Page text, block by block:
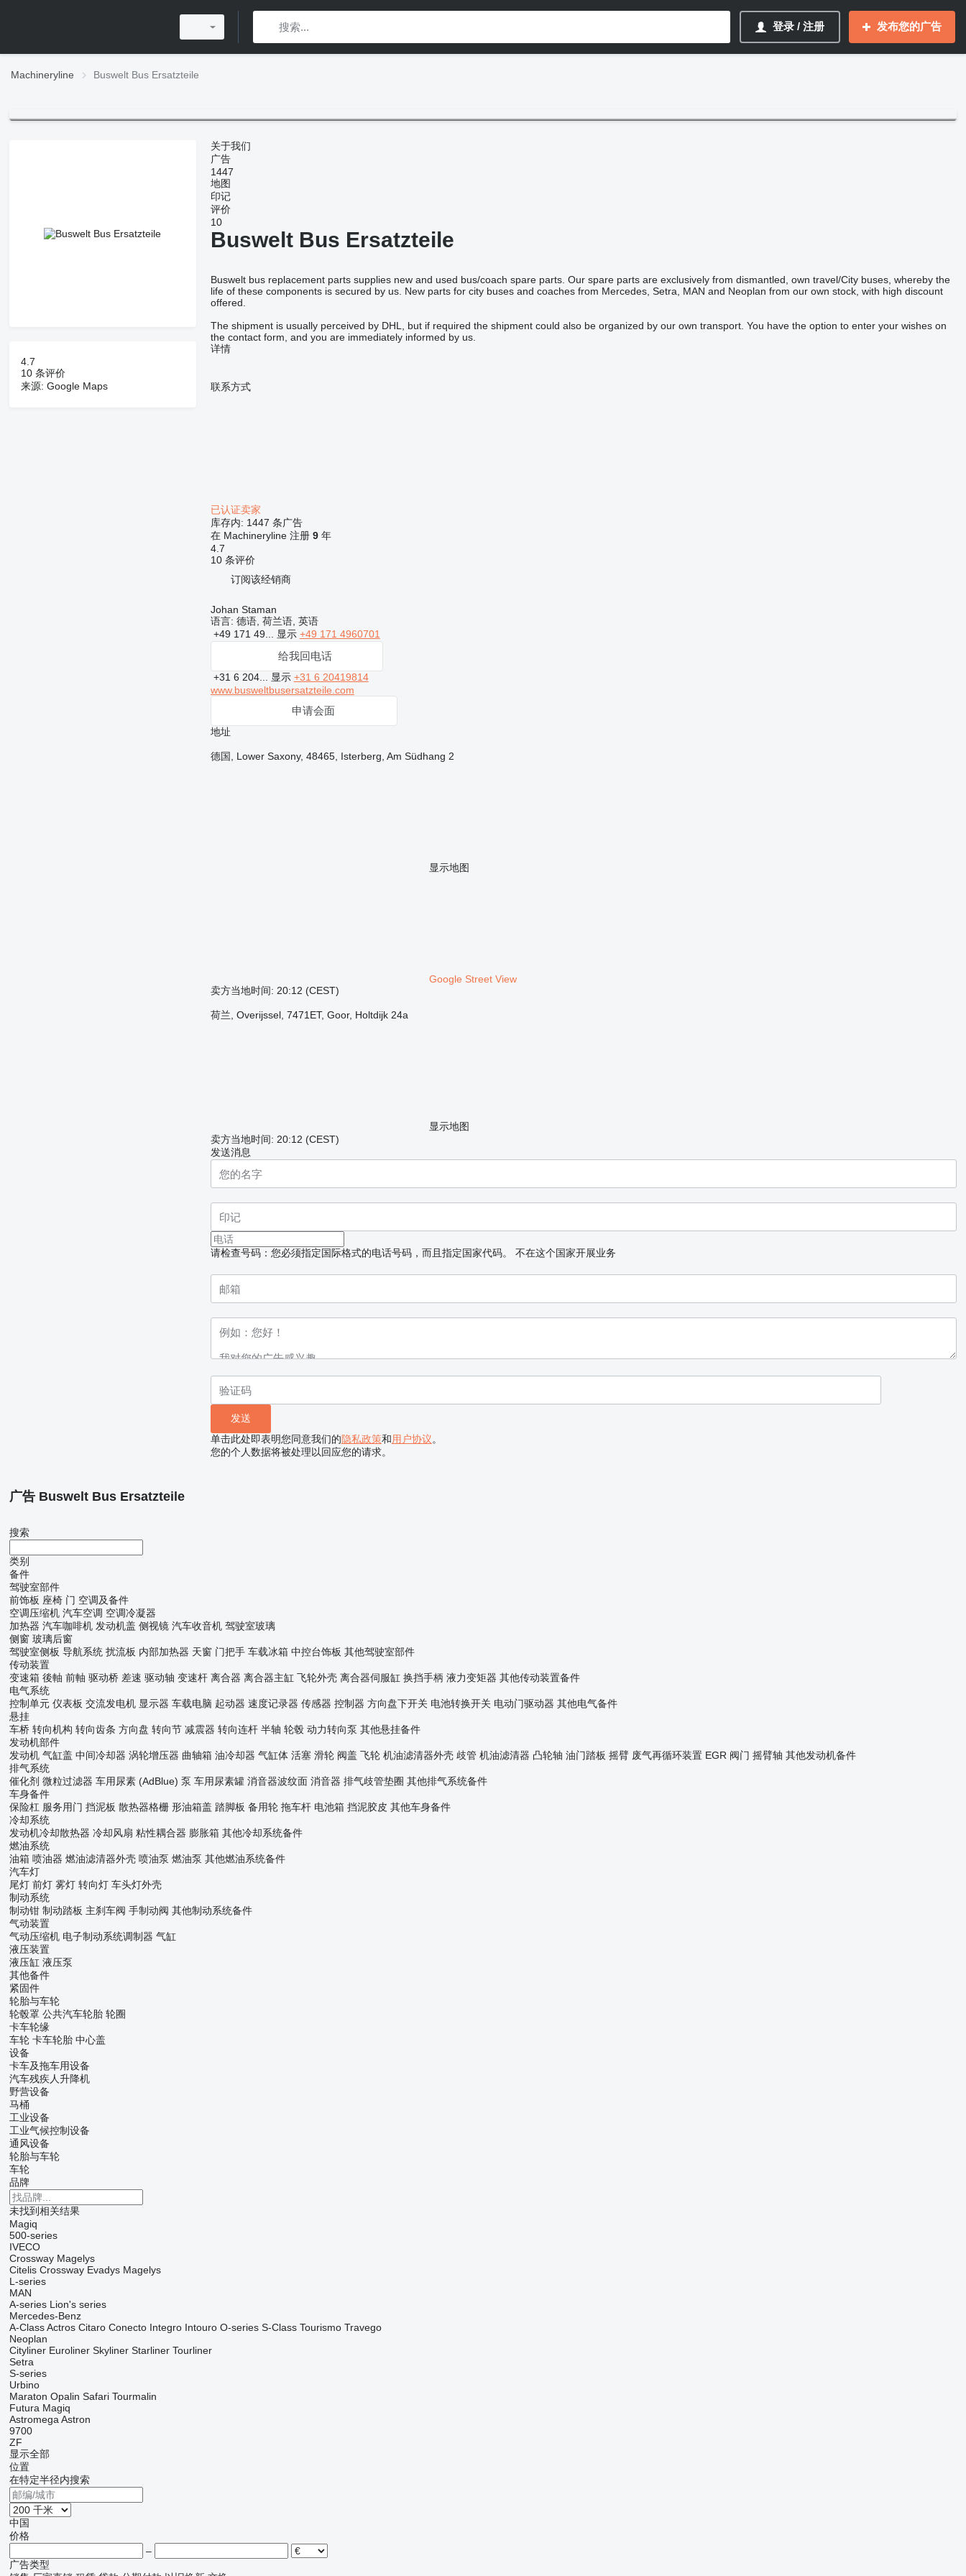
登录 / 注册 发布您的广告
Machineryline Buswelt Bus Ersatzteile
4.7
10 条评价
来源: Google Maps
关于我们
广告
1447
地图
印记
评价
10
Buswelt Bus Ersatzteile
Buswelt bus replacement parts supplies new and used bus/coach spare parts. Our spare parts are exclusively from dismantled, own travel/City buses, whereby the
life of these components is secured by us. New parts for city buses and coaches from Mercedes, Setra, MAN and Neoplan from our own stock, with high discount
offered.
The shipment is usually perceived by DHL, but if required the shipment could also be organized by our own transport. You have the option to enter your wishes on
the contact form, and you are immediately informed by us.
详情
联系方式
已认证卖家
库存内: 1447 条广告
在 Machineryline 注册 9年
4.7
10 条评价
订阅该经销商
Johan Staman
语言: 德语, 荷兰语, 英语
+49 171 49... 显示 +49 171 4960701
给我回电话
+31 6 204... 显示 +31 6 20419814
www.busweltbusersatzteile.com
申请会面
地址
德国, Lower Saxony, 48465, Isterberg, Am Südhang 2
显示地图
Google Street View
卖方当地时间: 20:12 (CEST)
荷兰, Overijssel, 7471ET, Goor, Holtdijk 24a
显示地图
卖方当地时间: 20:12 (CEST)
发送消息
请检查号码：您必须指定国际格式的电话号码，而且指定国家代码。 不在这个国家开展业务
单击此处即表明您同意我们的隐私政策和用户协议。
您的个人数据将被处理以回应您的请求。
广告 Buswelt Bus Ersatzteile
搜索
类别
备件
驾驶室部件
前饰板 座椅 门 空调及备件
空调压缩机 汽车空调 空调冷凝器
加热器 汽车咖啡机 发动机盖 侧视镜 汽车收音机 驾驶室玻璃
侧窗 玻璃后窗
驾驶室侧板 导航系统 扰流板 内部加热器 天窗 门把手 车载冰箱 中控台饰板 其他驾驶室部件
传动装置
变速箱 後軸 前軸 驱动桥 差速 驱动轴 变速杆 离合器 离合器主缸 飞轮外壳 离合器伺服缸 换挡手柄 液力变矩器 其他传动装置备件
电气系统
控制单元 仪表板 交流发电机 显示器 车载电脑 起动器 速度记录器 传感器 控制器 方向盘下开关 电池转换开关 电动门驱动器 其他电气备件
悬挂
车桥 转向机构 转向齿条 方向盘 转向节 减震器 转向连杆 半轴 轮毂 动力转向泵 其他悬挂备件
发动机部件
发动机 气缸盖 中间冷却器 涡轮增压器 曲轴箱 油冷却器 气缸体 活塞 滑轮 阀盖 飞轮 机油滤清器外壳 歧管 机油滤清器 凸轮轴 油门踏板 摇臂 废气再循环装置 EGR 阀门 摇臂轴 其他发动机备件
排气系统
催化剂 微粒过滤器 车用尿素 (AdBlue) 泵 车用尿素罐 消音器波纹面 消音器 排气歧管垫圈 其他排气系统备件
车身备件
保险杠 服务用门 挡泥板 散热器格栅 形油箱盖 踏脚板 备用轮 拖车杆 电池箱 挡泥胶皮 其他车身备件
冷却系统
发动机冷却散热器 冷却风扇 粘性耦合器 膨胀箱 其他冷却系统备件
燃油系统
油箱 喷油器 燃油滤清器外壳 喷油泵 燃油泵 其他燃油系统备件
汽车灯
尾灯 前灯 雾灯 转向灯 车头灯外壳
制动系统
制动钳 制动踏板 主刹车阀 手制动阀 其他制动系统备件
气动装置
气动压缩机 电子制动系统调制器 气缸
液压装置
液压缸 液压泵
其他备件
紧固件
轮胎与车轮
轮毂罩 公共汽车轮胎 轮圈
卡车轮缘
车轮 卡车轮胎 中心盖
设备
卡车及拖车用设备
汽车残疾人升降机
野营设备
马桶
工业设备
工业气候控制设备
通风设备
轮胎与车轮
车轮
品牌
未找到相关结果
Magiq
500-series
IVECO
Crossway Magelys
Citelis Crossway Evadys Magelys
L-series
MAN
A-series Lion's series
Mercedes-Benz
A-Class Actros Citaro Conecto Integro Intouro O-series S-Class Tourismo Travego
Neoplan
Cityliner Euroliner Skyliner Starliner Tourliner
Setra
S-series
Urbino
Maraton Opalin Safari Tourmalin
Futura Magiq
Astromega Astron
9700
ZF
显示全部
位置
在特定半径内搜索
中国
价格
–
广告类型